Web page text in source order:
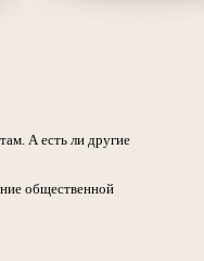
А есть ли другие
общественной